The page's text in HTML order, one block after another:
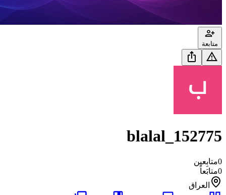
متابعة
blalal_152775
0متابِعين
0متابَعاً
العراق